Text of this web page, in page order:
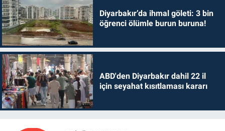
Diyarbakır’da ihmal göleti: 3 bin
öğrenci ölümle burun buruna!
ABD'den Diyarbakır dahil 22 il
için seyahat kısıtlaması kararı